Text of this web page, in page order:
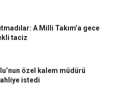
A Milli Takım’a gece
taciz
özel kalem müdürü
istedi